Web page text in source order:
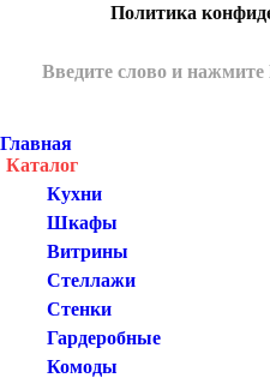
Политика
Главная
Каталог
Кухни
Шкафы
Витрины
Стеллажи
Стенки
Гардеробные
Комоды